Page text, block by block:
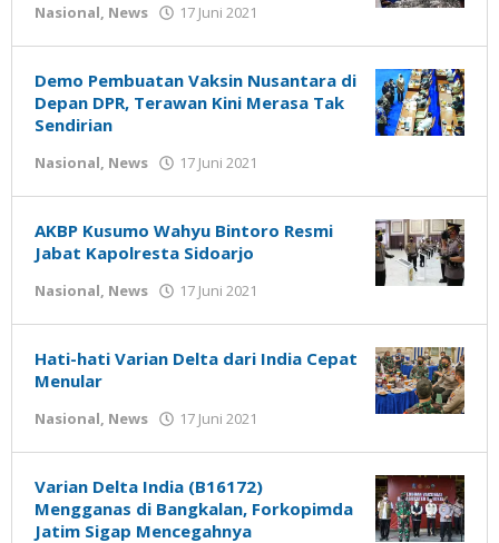
Nasional, News 17 Juni 2021
Susanto
Demo Pembuatan Vaksin Nusantara di
Depan DPR, Terawan Kini Merasa Tak
Sendirian
Nasional, News 17 Juni 2021
Susanto
AKBP Kusumo Wahyu Bintoro Resmi
Jabat Kapolresta Sidoarjo
Nasional, News 17 Juni 2021
Susanto
Hati-hati Varian Delta dari India Cepat
Menular
Nasional, News 17 Juni 2021
Susanto
Varian Delta India (B16172)
Mengganas di Bangkalan, Forkopimda
Jatim Sigap Mencegahnya